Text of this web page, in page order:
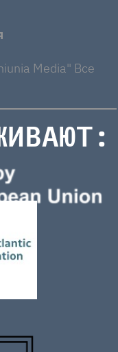
Media" Все